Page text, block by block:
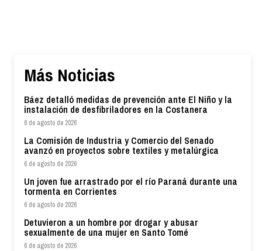
Más Noticias
Báez detalló medidas de prevención ante El Niño y la
instalación de desfibriladores en la Costanera
6 de agosto de 2026
La Comisión de Industria y Comercio del Senado
avanzó en proyectos sobre textiles y metalúrgica
6 de agosto de 2026
Un joven fue arrastrado por el río Paraná durante una
tormenta en Corrientes
6 de agosto de 2026
Detuvieron a un hombre por drogar y abusar
sexualmente de una mujer en Santo Tomé
6 de agosto de 2026